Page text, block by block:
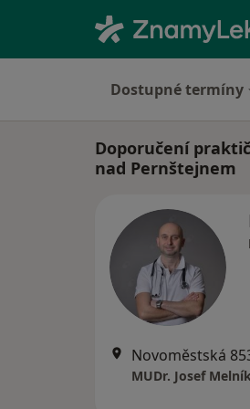
Dostupné termíny
Doporučení
nad Pernštejnem
MUDr. Josef